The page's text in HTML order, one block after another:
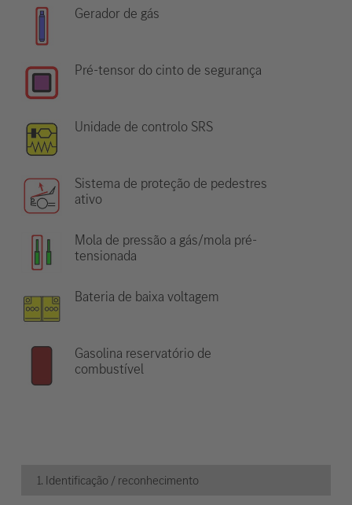
Gerador de gás
Pré-tensor do cinto de segurança
Unidade de controlo SRS
Sistema de proteção de pedestres
ativo
Mola de pressão a gás/mola pré-
tensionada
Bateria de baixa voltagem
Gasolina reservatório de
combustível
1. Identificação / reconhecimento